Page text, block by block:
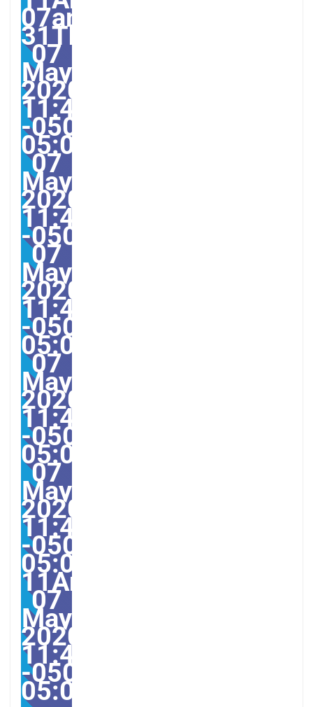
07am31am-
31Thu,
07
May
2020
11:40:31
-0500-
05:0011America/
07
May
2020
11:40:31
-
07
May
2020
11:40:31
-0500-
05:00America/
07
May
2020
11:40:31
-0500-
05:003131#/31Thu,
07
May
2020
11:40:31
-0500-
05:00-
11America/
07
May
2020
11:40:31
-0500-
05:00America/